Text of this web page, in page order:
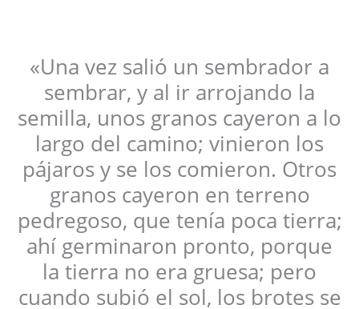
«Una vez salió un sembrador a
sembrar, y al ir arrojando la
semilla, unos granos cayeron a lo
largo del camino; vinieron los
pájaros y se los comieron. Otros
granos cayeron en terreno
pedregoso, que tenía poca tierra;
ahí germinaron pronto, porque
la tierra no era gruesa; pero
cuando subió el sol, los brotes se